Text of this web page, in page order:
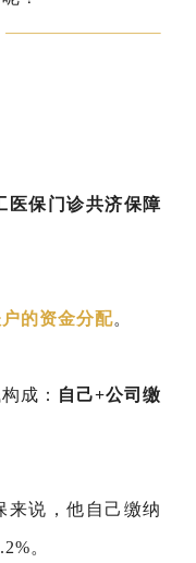
医保门诊共济保障
的资金分配。
成： 自己+公司缴
来说，他自己缴纳
。